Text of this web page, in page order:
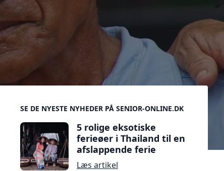
Sidebar
SE DE NYESTE NYHEDER PÅ SENIOR-ONLINE.DK
5 rolige eksotiske
ferieøer i Thailand til en
afslappende ferie
Læs artikel